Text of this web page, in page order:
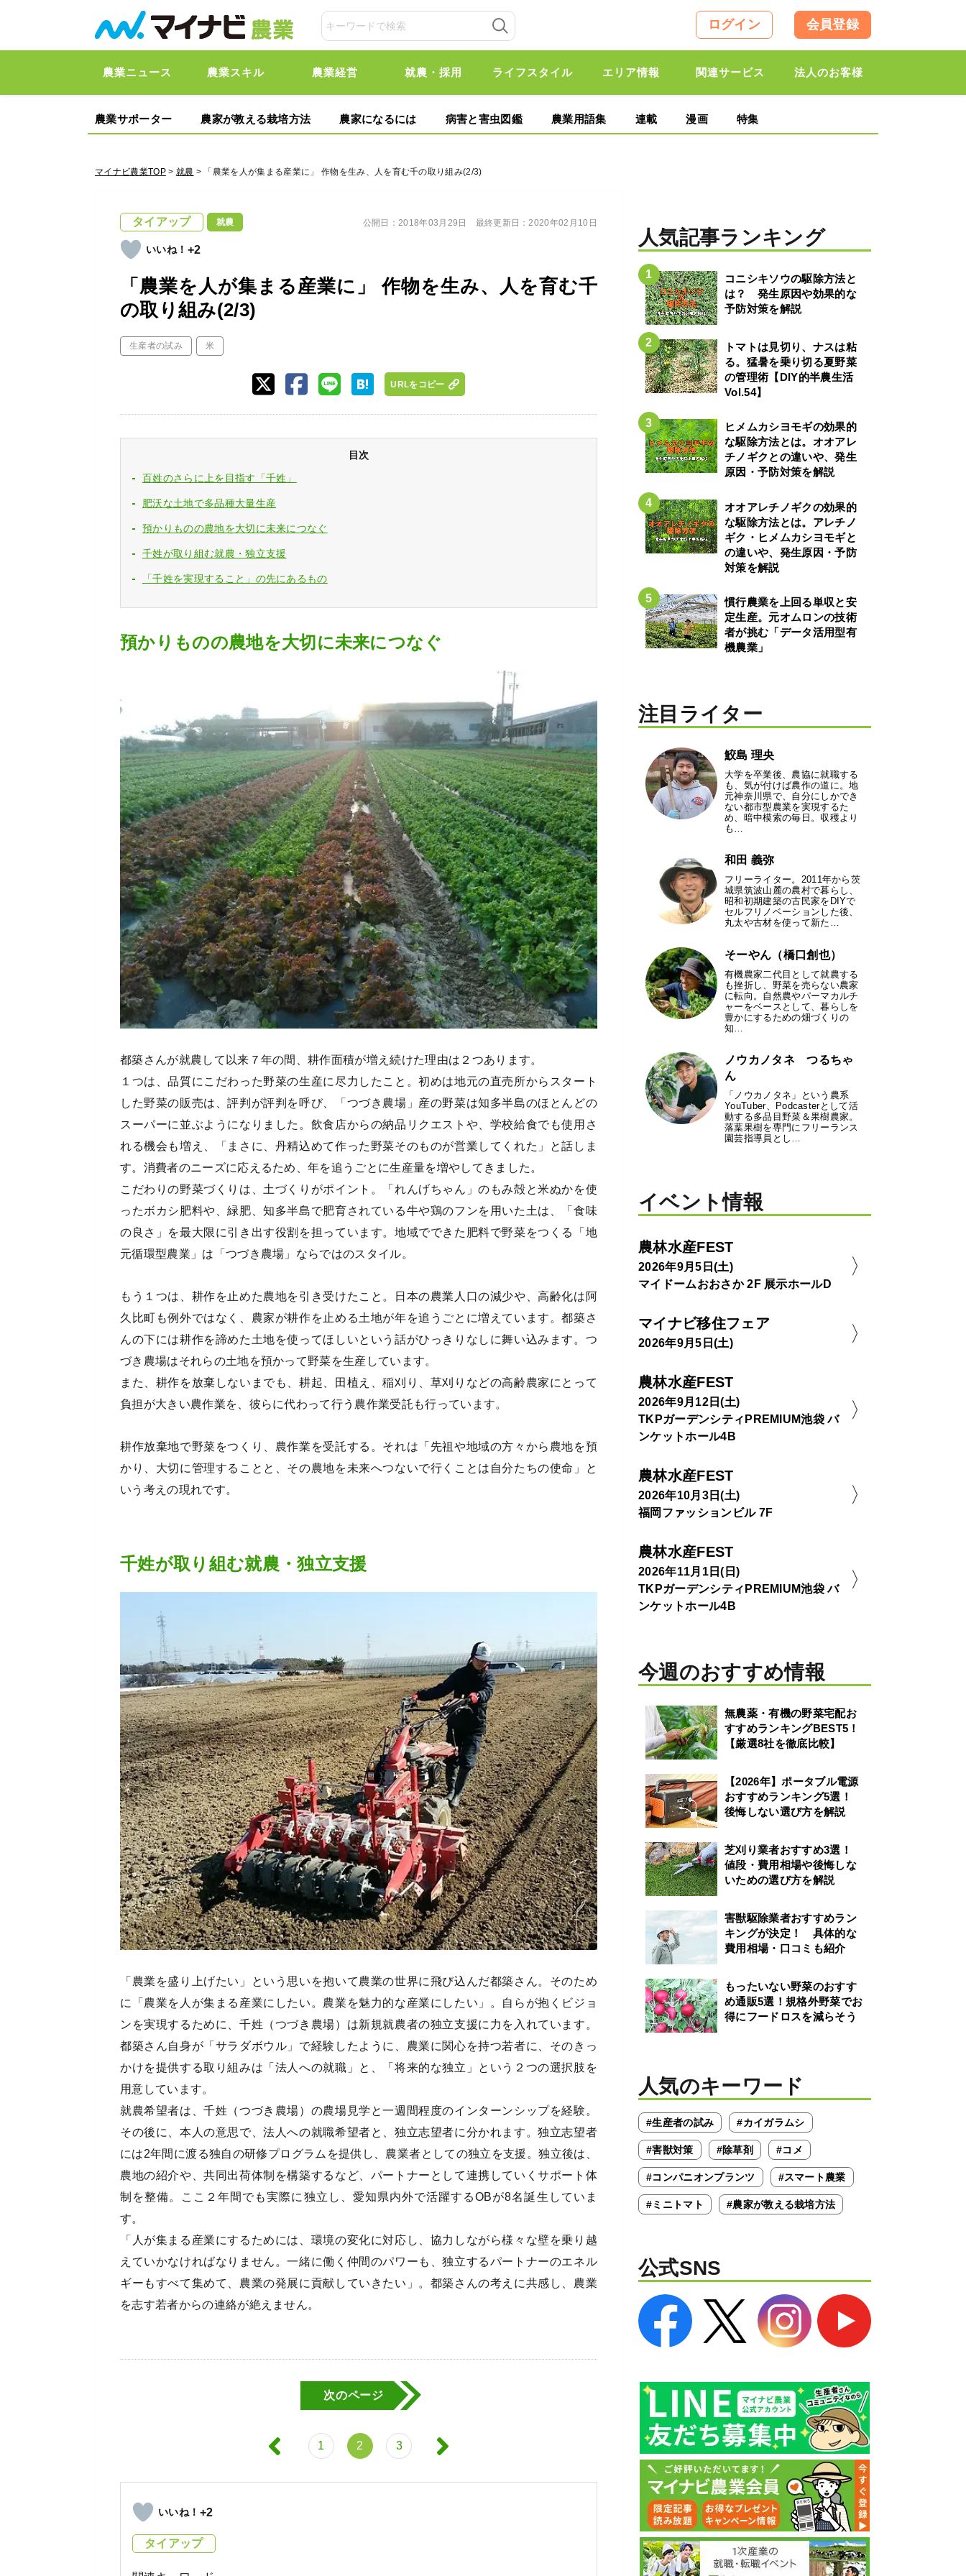
ログイン 会員登録
農業ニュース 農業スキル 農業経営 就農・採用 ライフスタイル エリア情報 関連サービス 法人のお客様
農業サポーター 農家が教える栽培方法 農家になるには 病害と害虫図鑑 農業用語集 連載 漫画 特集
マイナビ農業TOP> 就農 > 「農業を人が集まる産業に」 作物を生み、人を育む千の取り組み(2/3)
タイアップ 就農
+2
「農業を人が集まる産業に」 作物を生み、人を育む千
の取り組み(2/3)
生産者の試み 米
公開日：2018年03月29日 最終更新日：2020年02月10日
URLをコピー
目次
百姓のさらに上を目指す「千姓」
肥沃な土地で多品種大量生産
預かりものの農地を大切に未来につなぐ
千姓が取り組む就農・独立支援
「千姓を実現すること」の先にあるもの
預かりものの農地を大切に未来につなぐ
都築さんが就農して以来７年の間、耕作面積が増え続けた理由は２つあります。
１つは、品質にこだわった野菜の生産に尽力したこと。初めは地元の直売所からスタート
した野菜の販売は、評判が評判を呼び、「つづき農場」産の野菜は知多半島のほとんどの
スーパーに並ぶようになりました。飲食店からの納品リクエストや、学校給食でも使用さ
れる機会も増え、「まさに、丹精込めて作った野菜そのものが営業してくれた」と話しま
す。消費者のニーズに応えるため、年を追うごとに生産量を増やしてきました。
こだわりの野菜づくりは、土づくりがポイント。「れんげちゃん」のもみ殻と米ぬかを使
ったボカシ肥料や、緑肥、知多半島で肥育されている牛や鶏のフンを用いた土は、「食味
の良さ」を最大限に引き出す役割を担っています。地域でできた肥料で野菜をつくる「地
元循環型農業」は「つづき農場」ならではのスタイル。
もう１つは、耕作を止めた農地を引き受けたこと。日本の農業人口の減少や、高齢化は阿
久比町も例外ではなく、農家が耕作を止める土地が年を追うごとに増えています。都築さ
んの下には耕作を諦めた土地を使ってほしいという話がひっきりなしに舞い込みます。つ
づき農場はそれらの土地を預かって野菜を生産しています。
また、耕作を放棄しないまでも、耕起、田植え、稲刈り、草刈りなどの高齢農家にとって
負担が大きい農作業を、彼らに代わって行う農作業受託も行っています。
耕作放棄地で野菜をつくり、農作業を受託する。それは「先祖や地域の方々から農地を預
かり、大切に管理することと、その農地を未来へつないで行くことは自分たちの使命」と
いう考えの現れです。
千姓が取り組む就農・独立支援
「農業を盛り上げたい」という思いを抱いて農業の世界に飛び込んだ都築さん。そのため
に「農業を人が集まる産業にしたい。農業を魅力的な産業にしたい」。自らが抱くビジョ
ンを実現するために、千姓（つづき農場）は新規就農者の独立支援に力を入れています。
都築さん自身が「サラダボウル」で経験したように、農業に関心を持つ若者に、そのきっ
かけを提供する取り組みは「法人への就職」と、「将来的な独立」という２つの選択肢を
用意しています。
就農希望者は、千姓（つづき農場）の農場見学と一週間程度のインターンシップを経験。
その後に、本人の意思で、法人への就職希望者と、独立志望者に分かれます。独立志望者
には2年間に渡る独自の研修プログラムを提供し、農業者としての独立を支援。独立後は、
農地の紹介や、共同出荷体制を構築するなど、パートナーとして連携していくサポート体
制を整備。ここ２年間でも実際に独立し、愛知県内外で活躍するOBが8名誕生していま
す。
「人が集まる産業にするためには、環境の変化に対応し、協力しながら様々な壁を乗り越
えていかなければなりません。一緒に働く仲間のパワーも、独立するパートナーのエネル
ギーもすべて集めて、農業の発展に貢献していきたい」。都築さんの考えに共感し、農業
を志す若者からの連絡が絶えません。
次のページ
1 2 3
+2
タイアップ
人気記事ランキング
コニシキソウの駆除方法と
は？ 発生原因や効果的な
予防対策を解説
トマトは見切り、ナスは粘
る。猛暑を乗り切る夏野菜
の管理術【DIY的半農生活
Vol.54】
ヒメムカシヨモギの効果的
な駆除方法とは。オオアレ
チノギクとの違いや、発生
原因・予防対策を解説
オオアレチノギクの効果的
な駆除方法とは。アレチノ
ギク・ヒメムカシヨモギと
の違いや、発生原因・予防
対策を解説
慣行農業を上回る単収と安
定生産。元オムロンの技術
者が挑む「データ活用型有
機農業」
注目ライター
鮫島 理央
大学を卒業後、農協に就職する
も、気が付けば農作の道に。地
元神奈川県で、自分にしかでき
ない都市型農業を実現するた
め、暗中模索の毎日。収穫より
も…
和田 義弥
フリーライター。2011年から茨
城県筑波山麓の農村で暮らし、
昭和初期建築の古民家をDIYで
セルフリノベーションした後、
丸太や古材を使って新た…
そーやん（橋口創也）
有機農家二代目として就農する
も挫折し、野菜を売らない農家
に転向。自然農やパーマカルチ
ャーをベースとして、暮らしを
豊かにするための畑づくりの
知…
ノウカノタネ つるちゃ
ん
「ノウカノタネ」という農系
YouTuber、Podcasterとして活
動する多品目野菜＆果樹農家。
落葉果樹を専門にフリーランス
園芸指導員とし…
イベント情報
農林水産FEST
2026年9月5日(土)
マイドームおおさか 2F 展示ホールD
マイナビ移住フェア
2026年9月5日(土)
農林水産FEST
2026年9月12日(土)
TKPガーデンシティPREMIUM池袋 バ
ンケットホール4B
農林水産FEST
2026年10月3日(土)
福岡ファッションビル 7F
農林水産FEST
2026年11月1日(日)
TKPガーデンシティPREMIUM池袋 バ
ンケットホール4B
今週のおすすめ情報
無農薬・有機の野菜宅配お
すすめランキングBEST5！
【厳選8社を徹底比較】
【2026年】ポータブル電源
おすすめランキング5選！
後悔しない選び方を解説
芝刈り業者おすすめ3選！
値段・費用相場や後悔しな
いための選び方を解説
害獣駆除業者おすすめラン
キングが決定！ 具体的な
費用相場・口コミも紹介
もったいない野菜のおすす
め通販5選！規格外野菜でお
得にフードロスを減らそう
人気のキーワード
#生産者の試み #カイガラムシ
#害獣対策 #除草剤 #コメ
#コンパニオンプランツ #スマート農業
#ミニトマト #農家が教える栽培方法
公式SNS